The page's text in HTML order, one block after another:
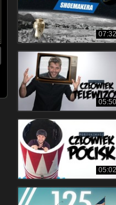
07:32
05:50
05:02